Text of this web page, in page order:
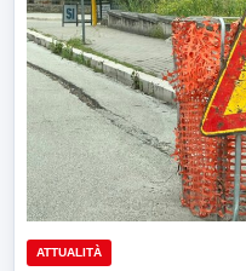
ATTUALITÀ